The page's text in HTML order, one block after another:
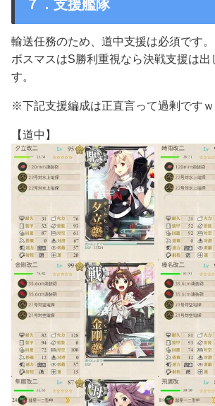
７．支援艦隊
輸送任務のため、道中支援は必須です。
ボスマスはS勝利重視なら決戦支援は出
す。
※下記支援編成は正直言って過剰ですｗ
【道中】